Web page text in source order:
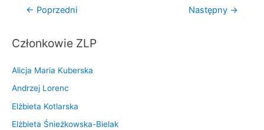
Nawigacja
← Poprzedni Następny →
Członkowie ZLP
Alicja Maria Kuberska
Andrzej Lorenc
Elżbieta Kotlarska
Elżbieta Śnieżkowska-Bielak